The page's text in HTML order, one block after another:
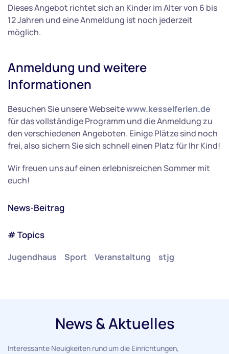
# Topics
Jugendhaus Sport Veranstaltung stjg
Dieses Angebot richtet sich an Kinder im Alter von 6 bis
12 Jahren und eine Anmeldung ist noch jederzeit
möglich.
Anmeldung und weitere
Informationen
Besuchen Sie unsere Webseitewww.kesselferien.de
für das vollständige Programm und die Anmeldung zu
den verschiedenen Angeboten. Einige Plätze sind noch
frei, also sichern Sie sich schnell einen Platz für Ihr Kind!
Wir freuen uns auf einen erlebnisreichen Sommer mit
euch!
News-Beitrag
News & Aktuelles
Interessante Neuigkeiten rund um die Einrichtungen,